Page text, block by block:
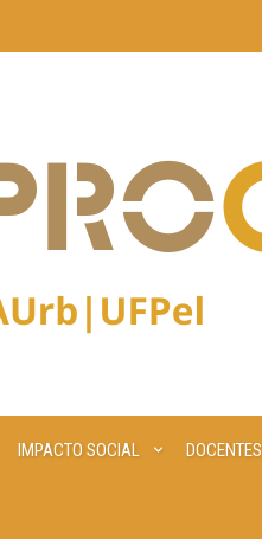
IMPACTO SOCIAL DOCENTES